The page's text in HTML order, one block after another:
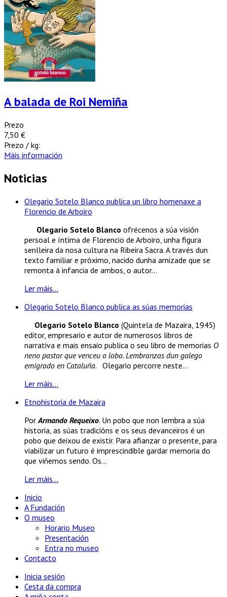
A balada de Roi Nemiña
Prezo
7,50 €
Prezo / kg:
Máis información
Noticias
Olegario Sotelo Blanco publica un libro homenaxe a
Florencio de Arboiro
Olegario Sotelo Blanco ofrécenos a súa visión
persoal e íntima de Florencio de Arboiro, unha figura
senlleira da nosa cultura na Ribeira Sacra. A través dun
texto familiar e próximo, nacido dunha amizade que se
remonta á infancia de ambos, o autor...
Ler máis...
Olegario Sotelo Blanco publica as súas memorias
Olegario Sotelo Blanco (Quintela de Mazaira, 1945)
editor, empresario e autor de numerosos libros de
narrativa e mais ensaio publica o seu libro de memorias O
neno pastor que venceu o lobo. Lembranzas dun galego
emigrado en Cataluña. Olegario percorre neste...
Ler máis...
Etnohistoria de Mazaira
Por Armando Requeixo. Un pobo que non lembra a súa
historia, as súas tradicións e os seus devanceiros é un
pobo que deixou de existir. Para afianzar o presente, para
viabilizar un futuro é imprescindible gardar memoria do
que viñemos sendo. Os...
Ler máis...
Inicio
A Fundación
O museo
Horario Museo
Presentación
Entra no museo
Contacto
Inicia sesión
Cesta da compra